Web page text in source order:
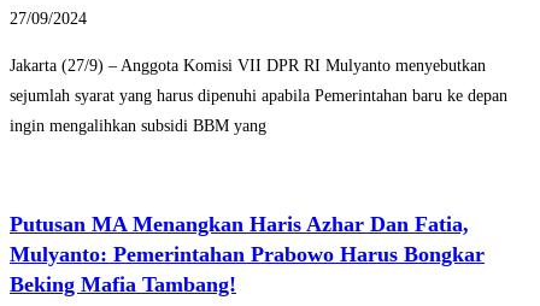
27/09/2024
Jakarta (27/9) – Anggota Komisi VII DPR RI Mulyanto menyebutkan
sejumlah syarat yang harus dipenuhi apabila Pemerintahan baru ke depan
ingin mengalihkan subsidi BBM yang
Putusan MA Menangkan Haris Azhar Dan Fatia,
Mulyanto: Pemerintahan Prabowo Harus Bongkar
Beking Mafia Tambang!